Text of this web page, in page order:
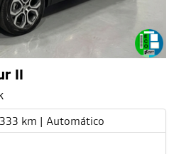
II
km | Automático